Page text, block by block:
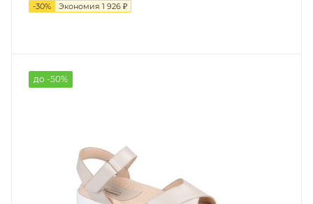
-30% Экономия 1 926 ₽
до -50%